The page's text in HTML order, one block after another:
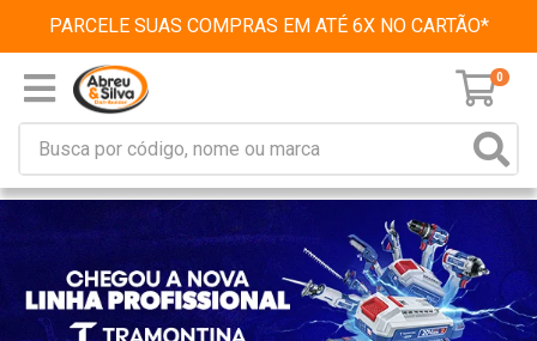
PARCELE SUAS COMPRAS EM ATÉ 6X NO CARTÃO*
0